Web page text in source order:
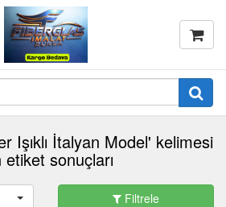
Işıklı İtalyan Model' kelimesi
etiket sonuçları
Filtrele